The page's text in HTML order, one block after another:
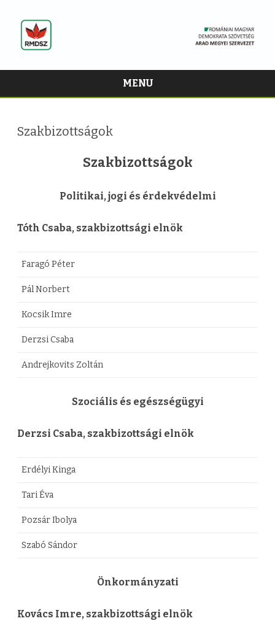
MENU
Szakbizottságok
Szakbizottságok
Politikai, jogi és érdekvédelmi
Tóth Csaba, szakbizottsági elnök
Faragó Péter
Pál Norbert
Kocsik Imre
Derzsi Csaba
Andrejkovits Zoltán
Szociális és egészségügyi
Derzsi Csaba, szakbizottsági elnök
Erdélyi Kinga
Tari Éva
Pozsár Ibolya
Szabó Sándor
Önkormányzati
Kovács Imre, szakbizottsági elnök